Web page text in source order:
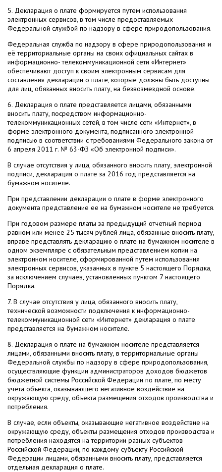
5. Декларация о плате формируется путем использования
электронных сервисов, в том числе предоставляемых
Федеральной службой по надзору в сфере природопользования.
Федеральная служба по надзору в сфере природопользования и
её территориальные органы на своих официальных сайтах в
информационно- телекоммуникационной сети «Интернет»
обеспечивают доступ к своим электронным сервисам для
составления декларации о плате, которые должны быть доступны
для лиц, обязанных вносить плату, на безвозмездной основе.
6. Декларация о плате представляется лицами, обязанными
вносить плату, посредством информационно-
телекоммуникационных сетей, в том числе сети «Интернет», в
форме электронного документа, подписанного электронной
подписью в соответствии с требованиями Федерального закона от
6 апреля 2011 г. № 63-ФЗ «Об электронной подписи».
В случае отсутствия у лица, обязанного вносить плату, электронной
подписи, декларация о плате за 2016 год представляется на
бумажном носителе.
При представлении декларации о плате в форме электронного
документа представление ее на бумажном носителе не требуется.
При годовом размере платы за предыдущий отчетный период
равном или менее 25 тысяч рублей лица, обязанные вносить плату,
вправе представлять декларацию о плате на бумажном носителе в
одном экземпляре с обязательным представлением копии на
электронном носителе, сформированной путем использования
электронных сервисов, указанных в пункте 5 настоящего Порядка,
за исключением случаев, установленных пунктом 7 настоящего
Порядка.
7. В случае отсутствия у лица, обязанного вносить плату,
технической возможности подключения к информационно-
телекоммуникационной сети «Интернет» декларация о плате
представляется на бумажном носителе.
8. Декларация о плате на бумажном носителе представляется
лицами, обязанными вносить плату, в территориальные органы
Федеральной службы по надзору в сфере природопользования,
осуществляющие функции администраторов доходов бюджетов
бюджетной системы Российской Федерации по плате, по месту
учета объекта, оказывающего негативное воздействие на
окружающую среду, объекта размещения отходов производства и
потребления.
В случае, если объекты, оказывающие негативное воздействие на
окружающую среду, объекты размещения отходов производства и
потребления находятся на территории разных субъектов
Российской Федерации, по каждому субъекту Российской
Федерации лицами, обязанными вносить плату, представляется
отдельная декларация о плате.